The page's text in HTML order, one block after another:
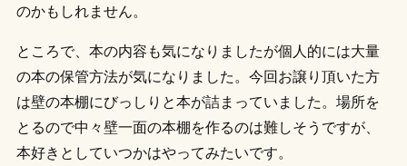
のかもしれません。
ところで、本の内容も気になりましたが個人的には大量
の本の保管方法が気になりました。今回お譲り頂いた方
は壁の本棚にびっしりと本が詰まっていました。場所を
とるので中々壁一面の本棚を作るのは難しそうですが、
本好きとしていつかはやってみたいです。